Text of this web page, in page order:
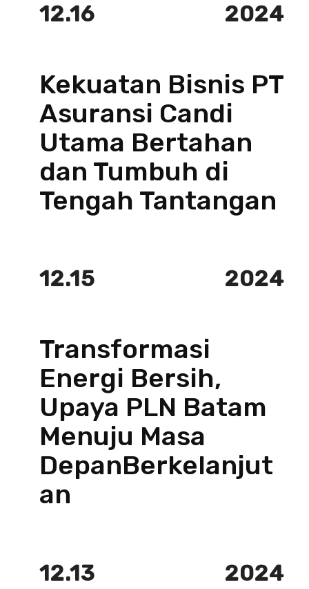
12.16 2024
Kekuatan Bisnis PT
Asuransi Candi
Utama Bertahan
dan Tumbuh di
Tengah Tantangan
12.15 2024
Transformasi
Energi Bersih,
Upaya PLN Batam
Menuju Masa
DepanBerkelanjut
an
12.13 2024